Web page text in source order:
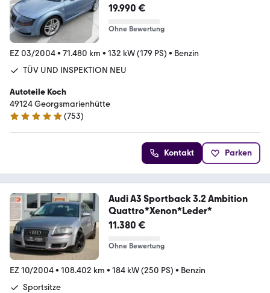
19.990 €
Ohne Bewertung
EZ 03/2004• 71.480 km • 132 kW (179 PS) • Benzin
TÜV UND INSPEKTION NEU
Autoteile Koch
49124 Georgsmarienhütte
4.9 Sterne
(753)
Kontakt Parken
Audi A3 Sportback 3.2 Ambition
Quattro*Xenon*Leder*
11.380 €
Ohne Bewertung
EZ 10/2004• 108.402 km • 184 kW (250 PS) • Benzin
Sportsitze